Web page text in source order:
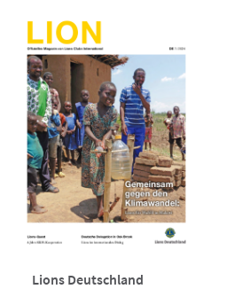
Lions Deutschland